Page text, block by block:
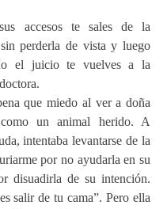
accesos te sales de la
perderla de vista y luego
el juicio te vuelves a la
que miedo al ver a doña
un animal herido. A
intentaba levantarse de la
por no ayudarla en su
disuadirla de su intención.
salir de tu cama”. Pero ella